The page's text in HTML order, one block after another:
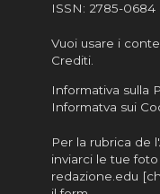
ISSN: 2785-0684
Vuoi usare i
Crediti.
Informativa sulla
Informatva sui
Per la rubrica de
inviarci le tue
redazione.edu